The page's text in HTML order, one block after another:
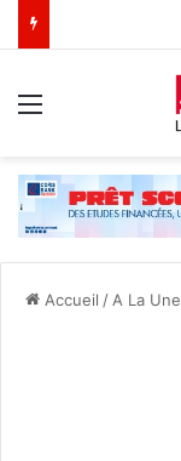
Accueil / A La Une